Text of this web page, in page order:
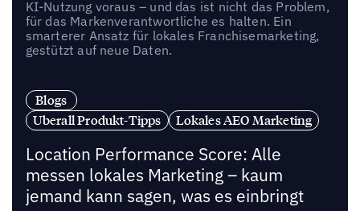
KI-Nutzung voraus – und das ist nicht das Problem,
für das Markenverantwortliche es halten. Ein
smarterer Ansatz für lokales Franchisemarketing,
gestützt auf neue Daten.
Blogs
Uberall Produkt-Tipps
Lokales AEO Marketing
Location Performance Score: Alle
messen lokales Marketing – kaum
jemand kann sagen, was es einbringt